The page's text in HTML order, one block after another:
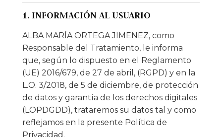
1. INFORMACIÓN AL USUARIO
ALBA MARÍA ORTEGA JIMENEZ, como
Responsable del Tratamiento, le informa
que, según lo dispuesto en el Reglamento
(UE) 2016/679, de 27 de abril, (RGPD) y en la
L.O. 3/2018, de 5 de diciembre, de protección
de datos y garantía de los derechos digitales
(LOPDGDD), trataremos su datos tal y como
reflejamos en la presente Política de
Privacidad.